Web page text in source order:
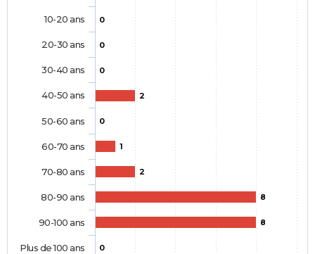
0
0
0
2
0
1
2
8
8
0
10-20 ans
20-30 ans
30-40 ans
40-50 ans
50-60 ans
60-70 ans
70-80 ans
80-90 ans
90-100 ans
Plus de 100 ans